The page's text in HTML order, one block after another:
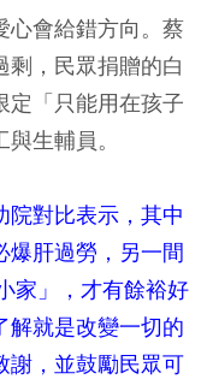
心會給錯方向。蔡
，民眾捐贈的白
定「只能用在孩子
生輔員。
院對比表示，其中
爆肝過勞，另一間
家」，才有餘裕好
解就是改變一切的
謝，並鼓勵民眾可